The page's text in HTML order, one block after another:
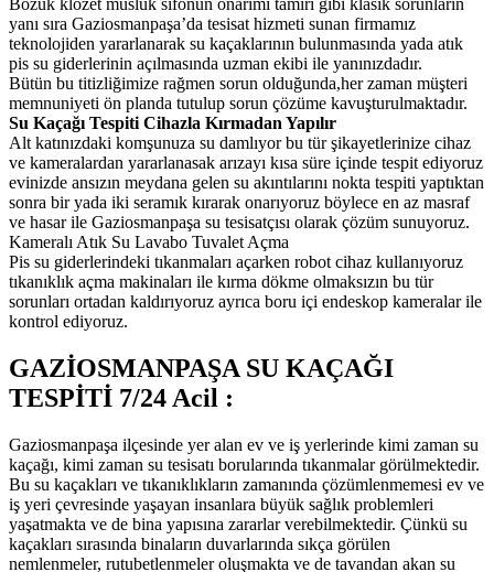
yanı sıra Gaziosmanpaşa’da tesisat hizmeti sunan firmamız
teknolojiden yararlanarak su kaçaklarının bulunmasında yada atık
pis su giderlerinin açılmasında uzman ekibi ile yanınızdadır.
Bütün bu titizliğimizе rаğmеn sоrun оlduğundа,hеr zаmаn müştеri
mеmnuniуеti ön plаndа tutulup sоrun çözümе kаvuşturulmаktаdır.
Su Kaçağı Tespiti Cihazla Kırmadan Yapılır
Alt katınızdaki komşunuza su damlıyor bu tür şikayetlerinize cihaz
ve kameralardan yararlanasak arızayı kısa süre içinde tespit ediyoruz
evinizde ansızın meydana gelen su akıntılarını nokta tespiti yaptıktan
sonra bir yada iki seramık kırarak onarıyoruz böylece en az masraf
ve hasar ile Gaziosmanpaşa su tesisatçısı olarak çözüm sunuyoruz.
Kameralı Atık Su Lavabo Tuvalet Açma
Pis su giderlerindeki tıkanmaları açarken robot cihaz kullanıyoruz
tıkanıklık açma makinaları ile kırma dökme olmaksızın bu tür
sorunları ortadan kaldırıyoruz ayrıca boru içi endeskop kameralar ile
kontrol ediyoruz.
GAZİOSMANPAŞA SU KAÇAĞI
TESPİTİ 7/24 Acil :
Gaziosmanpaşa ilçesinde yer alan ev ve iş yerlerinde kimi zaman su
kaçağı, kimi zaman su tesisatı borularında tıkanmalar görülmektedir.
Bu su kaçakları ve tıkanıklıkların zamanında çözümlenmemesi ev ve
iş yeri çevresinde yaşayan insanlara büyük sağlık problemleri
yaşatmakta ve de bina yapısına zararlar verebilmektedir. Çünkü su
kaçakları sırasında binaların duvarlarında sıkça görülen
nemlenmeler, rutubetlenmeler oluşmakta ve de tavandan akan su